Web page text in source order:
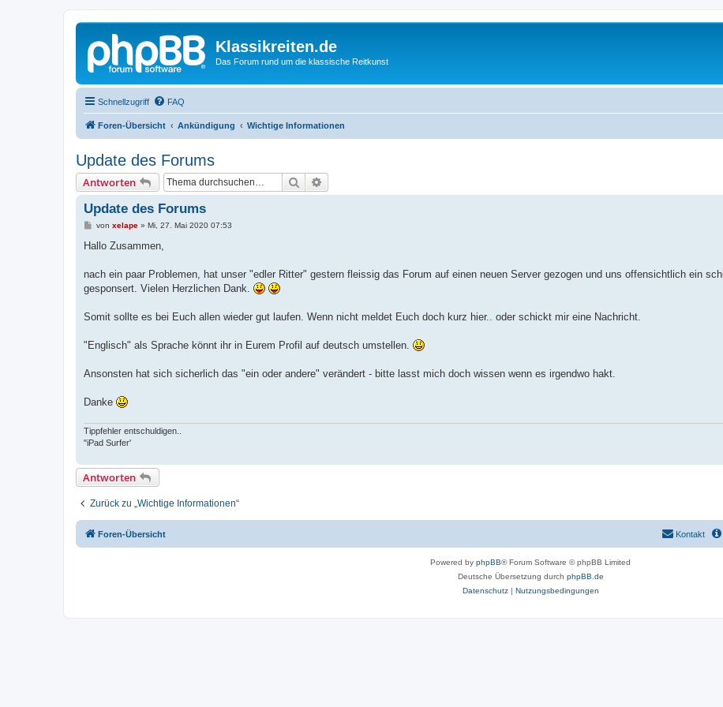
Klassikreiten.de
Das Forum rund um die klassische Reitkunst
Schnellzugriff FAQ
Foren-Übersicht Ankündigung Wichtige Informationen
Update des Forums
Antworten Suche
Update des Forums
B
i
a
von xelape» Mi, 27. Mai 2020 07:53
Hallo Zusammen,
nach ein paar Problemen, hat unser "edler Ritter" gestern fleissig das Forum auf einen neuen Server gezogen und uns offensichtlich ein
gesponsert. Vielen Herzlichen Dank.
Somit sollte es bei Euch allen wieder gut laufen. Wenn nicht meldet Euch doch kurz hier.. oder schickt mir eine Nachricht.
"Englisch" als Sprache könnt ihr in Eurem Profil auf deutsch umstellen.
Ansonsten hat sich sicherlich das "ein oder andere" verändert - bitte lasst mich doch wissen wenn es irgendwo hakt.
Danke
Tippfehler entschuldigen..
"iPad Surfer'
Antworten
Zurück zu „Wichtige Informationen“
Foren-Übersicht Kontakt
Powered by phpBB® Forum Software © phpBB Limited
Deutsche Übersetzung durch phpBB.de
Datenschutz| Nutzungsbedingungen